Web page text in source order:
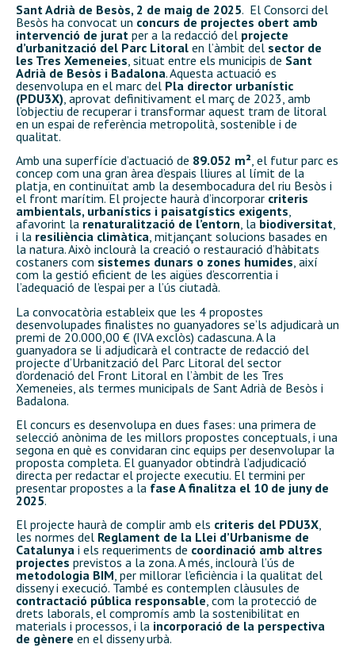
Sant Adrià de Besòs, 2 de maig de 2025. El Consorci del
Besòs ha convocat un concurs de projectes obert amb
intervenció de jurat per a la redacció del projecte
d’urbanització del Parc Litoral en l’àmbit del sector de
les Tres Xemeneies , situat entre els municipis de Sant
Adrià de Besòs i Badalona. Aquesta actuació es
desenvolupa en el marc del Pla director urbanístic
(PDU3X) , aprovat definitivament el març de 2023, amb
l’objectiu de recuperar i transformar aquest tram de litoral
en un espai de referència metropolità, sostenible i de
qualitat.
Amb una superfície d’actuació de 89.052 m², el futur parc es
concep com una gran àrea d’espais lliures al límit de la
platja, en continuïtat amb la desembocadura del riu Besòs i
el front marítim. El projecte haurà d’incorporar criteris
ambientals, urbanístics i paisatgístics exigents,
afavorint la renaturalització de l’entorn, la biodiversitat,
i la resiliència climàtica, mitjançant solucions basades en
la natura. Això inclourà la creació o restauració d’hàbitats
costaners com sistemes dunars o zones humides, així
com la gestió eficient de les aigües d’escorrentia i
l’adequació de l’espai per a l’ús ciutadà.
La convocatòria estableix que les 4 propostes
desenvolupades finalistes no guanyadores se’ls adjudicarà un
premi de 20.000,00 € (IVA exclòs) cadascuna. A la
guanyadora se li adjudicarà el contracte de redacció del
projecte d’Urbanització del Parc Litoral del sector
d’ordenació del Front Litoral en l’àmbit de les Tres
Xemeneies, als termes municipals de Sant Adrià de Besòs i
Badalona.
El concurs es desenvolupa en dues fases: una primera de
selecció anònima de les millors propostes conceptuals, i una
segona en què es convidaran cinc equips per desenvolupar la
proposta completa. El guanyador obtindrà l’adjudicació
directa per redactar el projecte executiu. El termini per
presentar propostes a la fase A finalitza el 10 de juny de
2025.
El projecte haurà de complir amb els criteris del PDU3X,
les normes del Reglament de la Llei d’Urbanisme de
Catalunya i els requeriments de coordinació amb altres
projectes previstos a la zona. A més, inclourà l’ús de
metodologia BIM, per millorar l’eficiència i la qualitat del
disseny i execució. També es contemplen clàusules de
contractació pública responsable, com la protecció de
drets laborals, el compromís amb la sostenibilitat en
materials i processos, i la incorporació de la perspectiva
de gènere en el disseny urbà.